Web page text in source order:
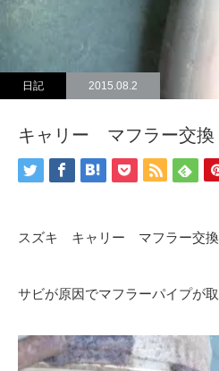
日記 2015.08.2
キャリー マフラー交換
スズキ キャリー マフラー交換
サビが原因でマフラーパイプが